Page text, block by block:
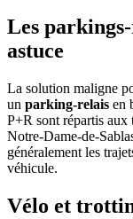
Les
astuce
La solution maligne
un parking-relais en
P+R sont répartis aux
Notre-Dame-de-
généralement les
véhicule.
Vélo et